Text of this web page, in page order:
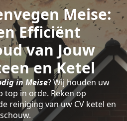
Meise:
Efficiënt
van Jouw
en Ketel
in Meise? Wij houden uw
top in orde. Reken op
reiniging van uw CV ketel en
schouw.